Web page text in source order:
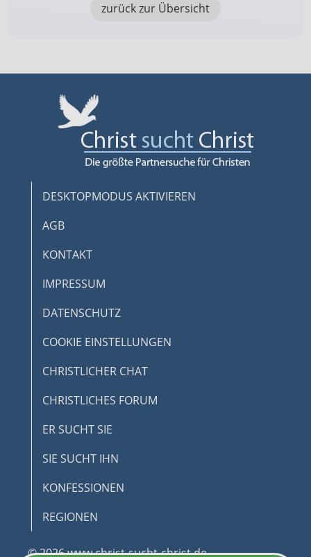
zurück zur Übersicht
DESKTOPMODUS AKTIVIEREN
AGB
KONTAKT
IMPRESSUM
DATENSCHUTZ
COOKIE EINSTELLUNGEN
CHRISTLICHER CHAT
CHRISTLICHES FORUM
ER SUCHT SIE
SIE SUCHT IHN
KONFESSIONEN
REGIONEN
© 2026 www.christ-sucht-christ.de